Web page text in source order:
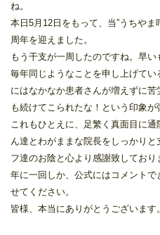
ね。
本日5月12日をもって、当”うちや
周年を迎えました。
もう干支が一周したのですね。早い
毎年同じようなことを申し上げて
にはなかなか患者さんが増えずに
も続けてこられたな！という印象が
これもひとえに、足繁く真面目に
ん達とわがままな院長をしっかり
フ達のお陰と心より感謝致しており
年に一回しか、公式にはコメント
せてください。
皆様、本当にありがとうございます。